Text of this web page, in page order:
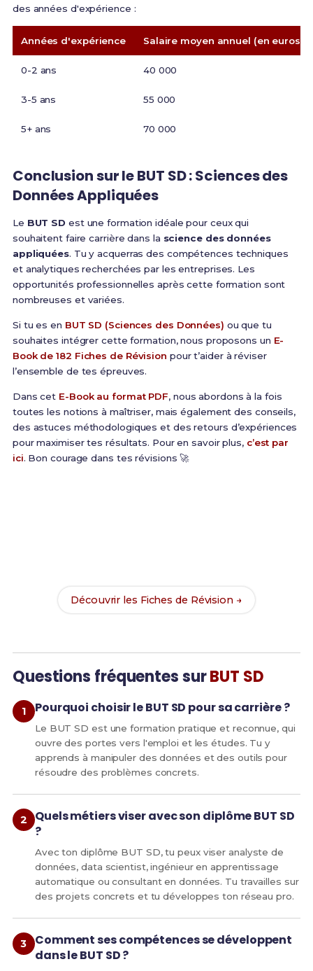
des années d'expérience :
Années d'expérience Salaire moyen annuel (en euros)
0-2 ans 40 000
3-5 ans 55 000
5+ ans 70 000
Conclusion sur le BUT SD : Sciences des
Données Appliquées
Le BUT SD est une formation idéale pour ceux qui
souhaitent faire carrière dans la science des données
appliquées. Tu y acquerras des compétences techniques
et analytiques recherchées par les entreprises. Les
opportunités professionnelles après cette formation sont
nombreuses et variées.
Si tu es en BUT SD (Sciences des Données) ou que tu
souhaites intégrer cette formation, nous proposons un E-
Book de 182 Fiches de Révision pour t’aider à réviser
l’ensemble de tes épreuves.
Dans cet E-Book au format PDF, nous abordons à la fois
toutes les notions à maîtriser, mais également des conseils,
des astuces méthodologiques et des retours d’expériences
pour maximiser tes résultats. Pour en savoir plus, c’est par
ici. Bon courage dans tes révisions 🚀
Découvrir les Fiches de Révision →
Questions fréquentes surBUT SD
Pourquoi choisir le BUT SD pour sa carrière ?
Le BUT SD est une formation pratique et reconnue, qui
ouvre des portes vers l'emploi et les études. Tu y
apprends à manipuler des données et des outils pour
résoudre des problèmes concrets.
Quels métiers viser avec son diplôme BUT SD
?
Avec ton diplôme BUT SD, tu peux viser analyste de
données, data scientist, ingénieur en apprentissage
automatique ou consultant en données. Tu travailles sur
des projets concrets et tu développes ton réseau pro.
Comment ses compétences se développent
dans le BUT SD ?